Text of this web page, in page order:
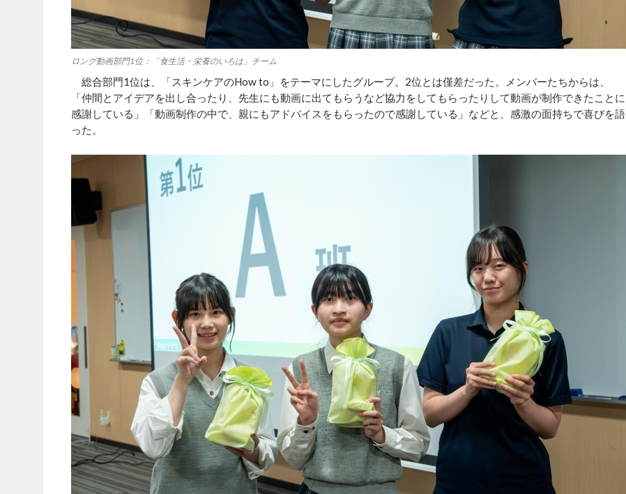
ロング動画部門1位：「食生活・栄養のいろは」チーム
総合部門1位は、「スキンケアのHow to」をテーマにしたグループ。2位とは僅差だった。メンバーたちからは、
「仲間とアイデアを出し合ったり、先生にも動画に出てもらうなど協力をしてもらったりして動画が制作できたことに
感謝している」「動画制作の中で、親にもアドバイスをもらったので感謝している」などと、感激の面持ちで喜びを語
った。